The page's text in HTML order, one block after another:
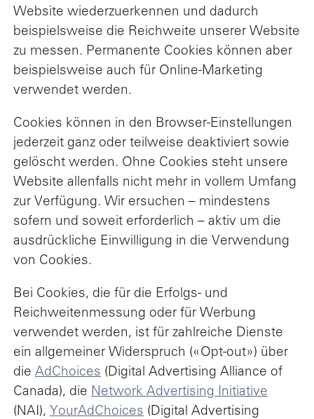
Website wiederzuerkennen und dadurch
beispielsweise die Reichweite unserer Website
zu messen. Permanente Cookies können aber
beispielsweise auch für Online-Marketing
verwendet werden.
Cookies können in den Browser-Einstellungen
jederzeit ganz oder teilweise deaktiviert sowie
gelöscht werden. Ohne Cookies steht unsere
Website allenfalls nicht mehr in vollem Umfang
zur Verfügung. Wir ersuchen – mindestens
sofern und soweit erforderlich – aktiv um die
ausdrückliche Einwilligung in die Verwendung
von Cookies.
Bei Cookies, die für die Erfolgs- und
Reichweitenmessung oder für Werbung
verwendet werden, ist für zahlreiche Dienste
ein allgemeiner Widerspruch («Opt-out») über
die AdChoices (Digital Advertising Alliance of
Canada), die Network Advertising Initiative
(NAI), YourAdChoices (Digital Advertising